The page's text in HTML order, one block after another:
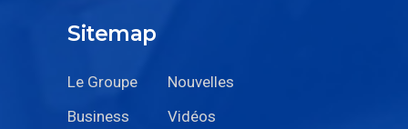
Sitemap
Le Groupe
Nouvelles
Business
Vidéos